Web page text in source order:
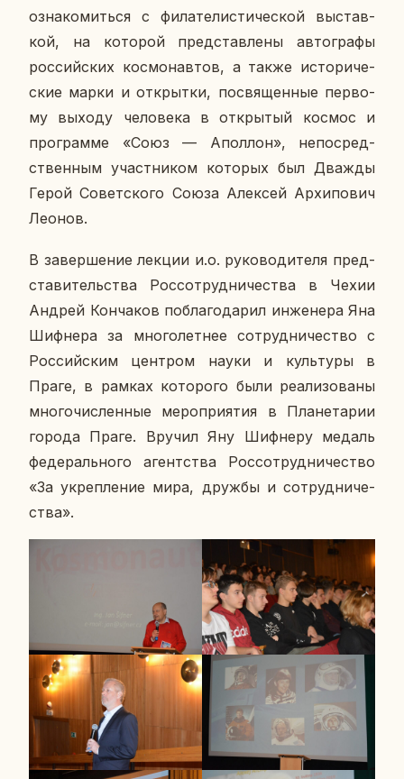
озна­ко­мить­ся с фи­ла­те­ли­сти­че­ской вы­став­
кой, на ко­то­рой пред­став­ле­ны ав­то­гра­фы
рос­сий­ских кос­мо­нав­тов, а также ис­то­ри­че­
ские марки и от­крыт­ки, по­свя­щен­ные пер­во­
му выходу че­ло­ве­ка в от­кры­тый космос и
про­грам­ме «Союз — Апол­лон», непо­сред­
ствен­ным участ­ни­ком ко­то­рых был Дважды
Герой Со­вет­ско­го Союза Алек­сей Ар­хи­по­вич
Леонов.
В за­вер­ше­ние лекции и.о. ру­ко­во­ди­те­ля пред­
ста­ви­тель­ства Рос­со­труд­ни­че­ства в Чехии
Андрей Кон­ча­ков по­бла­го­да­рил ин­же­не­ра Яна
Шиф­не­ра за мно­го­лет­нее со­труд­ни­че­ство с
Рос­сий­ским цен­тром науки и куль­ту­ры в
Праге, в рамках ко­то­ро­го были ре­а­ли­зо­ва­ны
мно­го­чис­лен­ные ме­ро­при­я­тия в Пла­не­та­рии
города Праге. Вручил Яну Шиф­не­ру медаль
фе­де­раль­но­го агент­ства Рос­со­труд­ни­че­ство
«За укреп­ле­ние мира, дружбы и со­труд­ни­че­
ства».